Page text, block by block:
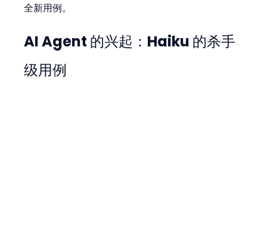
全新用例。
AI Agent 的兴起：Haiku 的杀手
级用例